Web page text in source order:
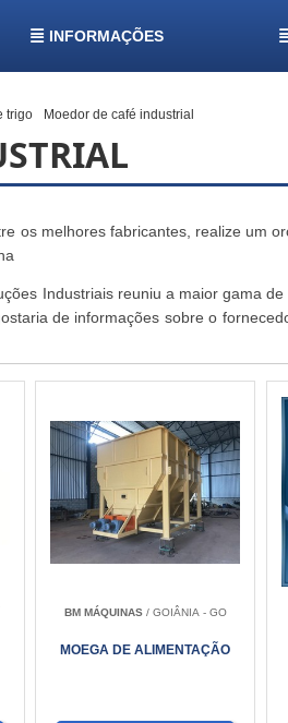
INFORMAÇÕES
trigo Moedor de café industrial
os melhores fabricantes, realize um
Industriais reuniu a maior gama
de informações sobre o
BM MÁQUINAS/ GOIÂNIA - GO
MOEGA DE ALIMENTAÇÃO